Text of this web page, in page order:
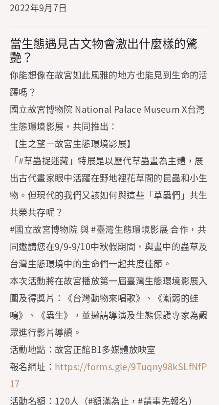
2022年9月7日
當生態遇見古文物會激出什麼樣的驚
艷？
你能想像在故宮如此風雅的地方也能見到生命的活
躍嗎？
國立故宮博物院 National Palace Museum X台灣
生態環境影展，共同推出：
【生之望－故宮生態環境影展】
「#草蟲捉迷藏」特展是以歷代草蟲畫為主體，展
出古代畫家眼中活躍在野地裡花草間的昆蟲和小生
物。但現代的我們又該如何與這些「草蟲們」共生
共榮共存呢？
#國立故宮博物院 與 #臺灣生態環境影展 合作，共
同邀請您在9/9-9/10中秋假期間，與畫中的蟲草及
台灣生態環境中的生命們一起共度佳節。
本次活動將在故宮播放第一屆臺灣生態環境影展入
圍及得獎片：《台灣動物來唱歌》、《漸弱的蛙
鳴》、《蟲生》，並邀請導演及生態保護專家為觀
眾進行影片導讀。
活動地點：故宮正館B1多媒體放映室
報名網址： https://forms.gle/9Tuqny98kSLfNfP
17
活動名額：120人（#額滿為止，#請事先報名）